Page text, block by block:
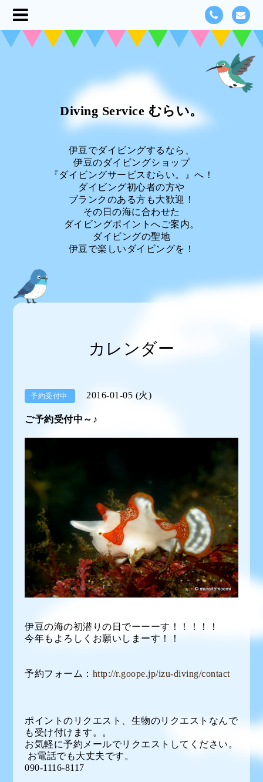
Diving Service むらい。
伊豆でダイビングするなら、
伊豆のダイビングショップ
『ダイビングサービスむらい。』へ！
ダイビング初心者の方や
ブランクのある方も大歓迎！
その日の海に合わせた
ダイビングポイントへご案内。
ダイビングの聖地
伊豆で楽しいダイビングを！
カレンダー
予約受付中 2016-01-05 (火)
ご予約受付中～♪
伊豆の海の初潜りの日でーーーす！！！！！
今年もよろしくお願いしまーす！！
予約フォーム： http://r.goope.jp/izu-diving/contact
ポイントのリクエスト、生物のリクエストなんで
も受け付けます。。
お気軽に予約メールでリクエストしてください。
お電話でも大丈夫です。
090-1116-8117